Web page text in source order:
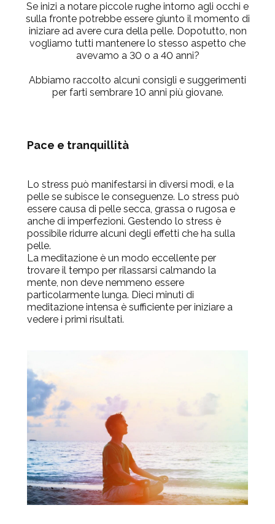
Se inizi a notare piccole rughe intorno agli occhi e
sulla fronte potrebbe essere giunto il momento di
iniziare ad avere cura della pelle. Dopotutto, non
vogliamo tutti mantenere lo stesso aspetto che
avevamo a 30 o a 40 anni?
Abbiamo raccolto alcuni consigli e suggerimenti
per farti sembrare 10 anni più giovane.
Pace e tranquillità
Lo stress può manifestarsi in diversi modi, e la
pelle se subisce le conseguenze. Lo stress può
essere causa di pelle secca, grassa o rugosa e
anche di imperfezioni. Gestendo lo stress è
possibile ridurre alcuni degli effetti che ha sulla
pelle.
La meditazione è un modo eccellente per
trovare il tempo per rilassarsi calmando la
mente, non deve nemmeno essere
particolarmente lunga. Dieci minuti di
meditazione intensa è sufficiente per iniziare a
vedere i primi risultati.